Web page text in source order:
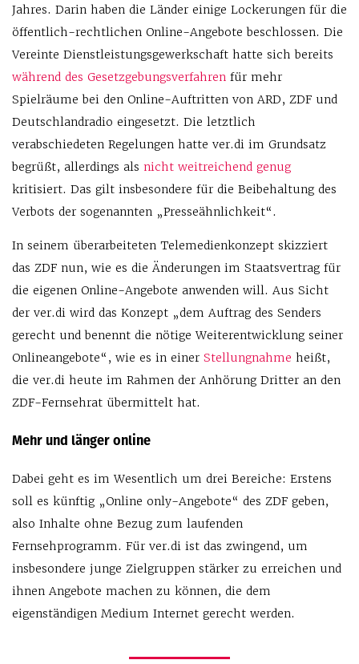
Jahres. Darin haben die Länder einige Lockerungen für die
öffentlich-rechtlichen Online-Angebote beschlossen. Die
Vereinte Dienstleistungsgewerkschaft hatte sich bereits
während des Gesetzgebungsverfahren für mehr
Spielräume bei den Online-Auftritten von ARD, ZDF und
Deutschlandradio eingesetzt. Die letztlich
verabschiedeten Regelungen hatte ver.di im Grundsatz
begrüßt, allerdings als nicht weitreichend genug
kritisiert. Das gilt insbesondere für die Beibehaltung des
Verbots der sogenannten „Presseähnlichkeit“.
In seinem überarbeiteten Telemedienkonzept skizziert
das ZDF nun, wie es die Änderungen im Staatsvertrag für
die eigenen Online-Angebote anwenden will. Aus Sicht
der ver.di wird das Konzept „dem Auftrag des Senders
gerecht und benennt die nötige Weiterentwicklung seiner
Onlineangebote“, wie es in einer Stellungnahme heißt,
die ver.di heute im Rahmen der Anhörung Dritter an den
ZDF-Fernsehrat übermittelt hat.
Mehr und länger online
Dabei geht es im Wesentlich um drei Bereiche: Erstens
soll es künftig „Online only-Angebote“ des ZDF geben,
also Inhalte ohne Bezug zum laufenden
Fernsehprogramm. Für ver.di ist das zwingend, um
insbesondere junge Zielgruppen stärker zu erreichen und
ihnen Angebote machen zu können, die dem
eigenständigen Medium Internet gerecht werden.